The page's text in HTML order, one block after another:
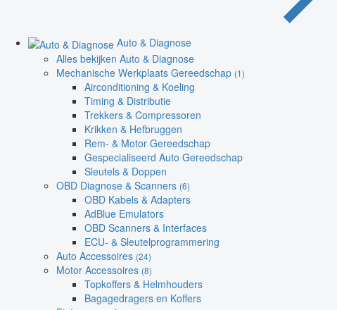
Auto & Diagnose
Alles bekijken Auto & Diagnose
Mechanische Werkplaats Gereedschap (1)
Airconditioning & Koeling
Timing & Distributie
Trekkers & Compressoren
Krikken & Hefbruggen
Rem- & Motor Gereedschap
Gespecialiseerd Auto Gereedschap
Sleutels & Doppen
OBD Diagnose & Scanners (6)
OBD Kabels & Adapters
AdBlue Emulators
OBD Scanners & Interfaces
ECU- & Sleutelprogrammering
Auto Accessoires (24)
Motor Accessoires (8)
Topkoffers & Helmhouders
Bagagedragers en Koffers